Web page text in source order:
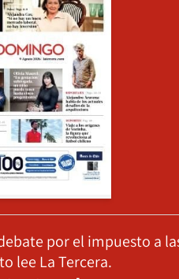
por el impuesto a
lee La Tercera.